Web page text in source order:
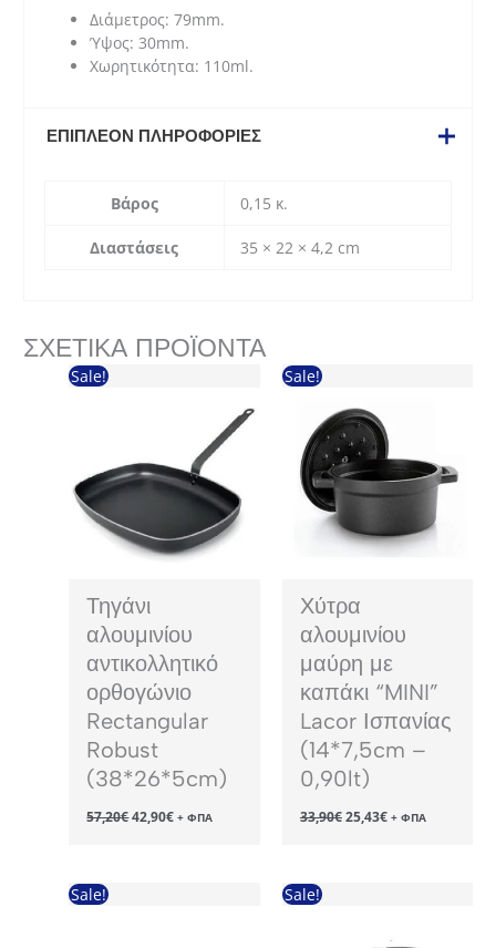
Διάμετρος: 79mm.
Ύψος: 30mm.
Χωρητικότητα: 110ml.
ΕΠΙΠΛΈΟΝ ΠΛΗΡΟΦΟΡΊΕΣ
Βάρος 0,15 κ.
Διαστάσεις 35 × 22 × 4,2 cm
ΣΧΕΤΙΚΆ ΠΡΟΪΌΝΤΑ
Sale!
Τηγάνι
αλουμινίου
αντικολλητικό
ορθογώνιο
Rectangular
Robust
(38*26*5cm)
57,20€ Original
price
42,90€Η+ ΦΠΑ
Sale!
Χύτρα
αλουμινίου
μαύρη με
καπάκι “MINI”
Lacor Ισπανίας
(14*7,5cm –
0,90lt)
33,90€Original
price
25,43€Η+ ΦΠΑ
Sale! Sale!